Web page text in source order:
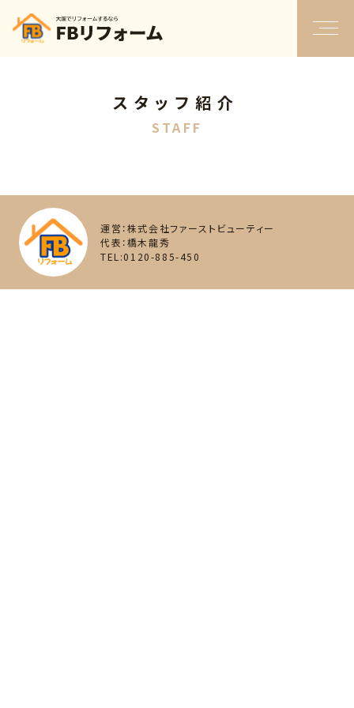
スタッフ紹介
STAFF
運営：株式会社ファーストビューティー
代表：橋木龍秀
TEL:0120-885-450